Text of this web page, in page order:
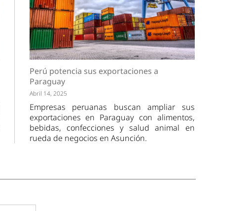
Perú potencia sus exportaciones a
Paraguay
Abril 14, 2025
Empresas peruanas buscan ampliar sus
exportaciones en Paraguay con alimentos,
bebidas, confecciones y salud animal en
rueda de negocios en Asunción.